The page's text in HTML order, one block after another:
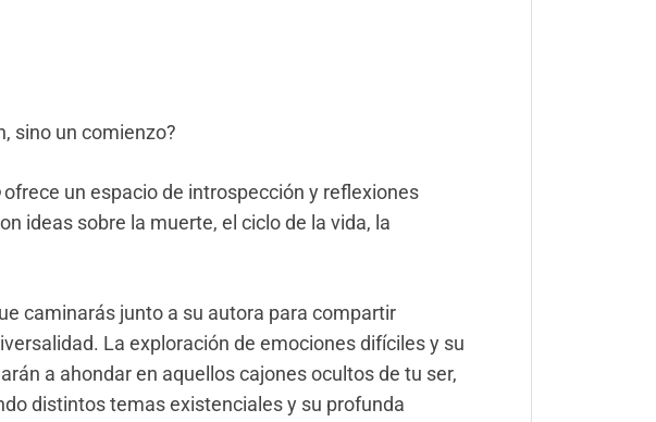
sino un comienzo?
ofrece un espacio de introspección y reflexiones
ideas sobre la muerte, el ciclo de la vida, la
caminarás junto a su autora para compartir
La exploración de emociones difíciles y su
a ahondar en aquellos cajones ocultos de tu ser,
distintos temas existenciales y su profunda